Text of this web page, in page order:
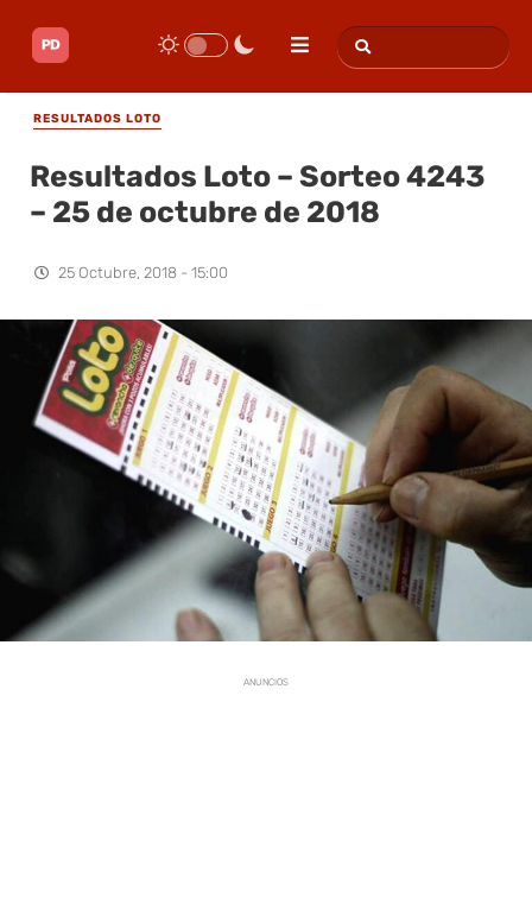
RESULTADOS LOTO
Resultados Loto – Sorteo 4243
– 25 de octubre de 2018
25 Octubre, 2018 - 15:00
ANUNCIOS